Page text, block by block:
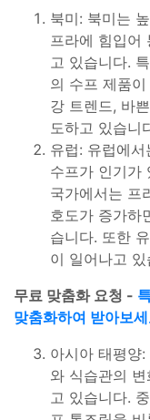
북미: 북미는
프라에 힘입어
고 있습니다.
의 수프 제품
강 트렌드, 바
도하고 있습니
유럽: 유럽에
수프가 인기가
국가에서는 프
호도가 증가하
습니다. 또한
이 일어나고 있
무료 맞춤화 요청 -
맞춤화하여 받아보
아시아 태평양
와 식습관의
고 있습니다.